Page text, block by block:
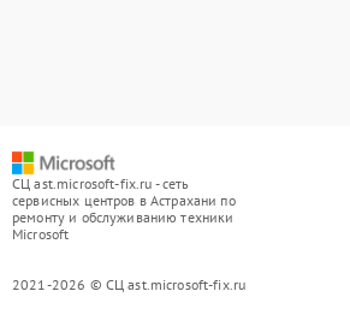
СЦ ast.microsoft-fix.ru - сеть
сервисных центров в Астрахани по
ремонту и обслуживанию техники
Microsoft
2021-2026 © СЦ ast.microsoft-fix.ru